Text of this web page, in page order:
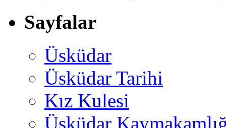
Sayfalar
Üsküdar
Üsküdar Tarihi
Kız Kulesi
Üsküdar